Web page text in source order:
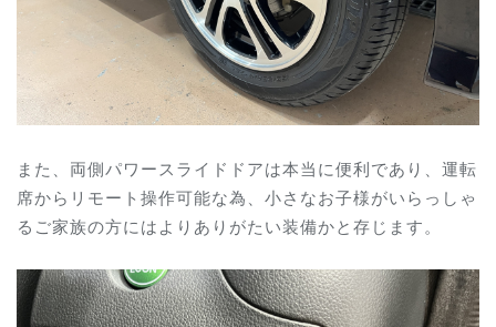
また、両側パワースライドドアは本当に便利であり、運転
席からリモート操作可能な為、小さなお子様がいらっしゃ
るご家族の方にはよりありがたい装備かと存じます。